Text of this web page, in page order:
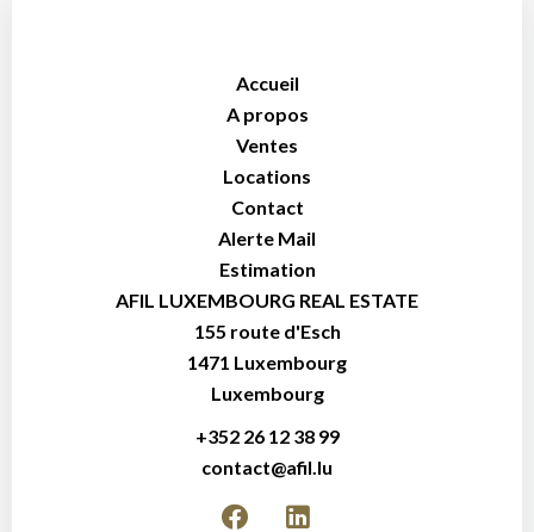
Accueil
A propos
Ventes
Locations
Contact
Alerte Mail
Estimation
AFIL LUXEMBOURG REAL ESTATE
155 route d'Esch
1471 Luxembourg
Luxembourg
+352 26 12 38 99
contact@afil.lu